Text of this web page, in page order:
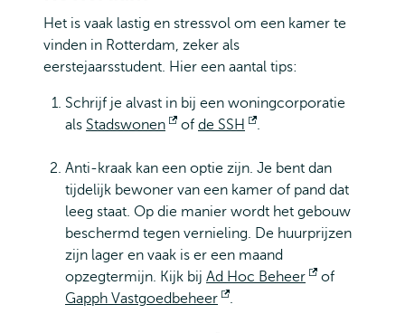
Het is vaak lastig en stressvol om een kamer te
vinden in Rotterdam, zeker als
eerstejaarsstudent. Hier een aantal tips:
Schrijf je alvast in bij een woningcorporatie
als Stadswonen
Opent
of de SSH
Opent
.
Anti-kraak kan een optie zijn. Je bent dan
tijdelijk bewoner van een kamer of pand dat
leeg staat. Op die manier wordt het gebouw
beschermd tegen vernieling. De huurprijzen
zijn lager en vaak is er een maand
opzegtermijn. Kijk bij Ad Hoc Beheer
Opent
of
Gapph Vastgoedbeheer
Opent
.